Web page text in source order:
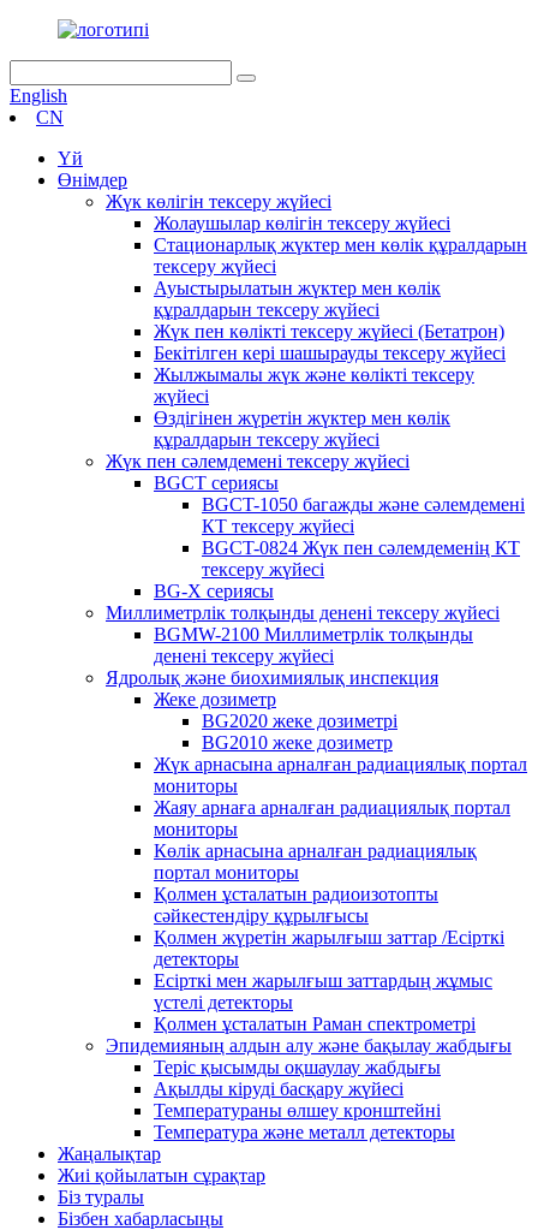
English
CN
Үй
Өнімдер
Жүк көлігін тексеру жүйесі
Жолаушылар көлігін тексеру жүйесі
Стационарлық жүктер мен көлік құралдарын
тексеру жүйесі
Ауыстырылатын жүктер мен көлік
құралдарын тексеру жүйесі
Жүк пен көлікті тексеру жүйесі (Бетатрон)
Бекітілген кері шашырауды тексеру жүйесі
Жылжымалы жүк және көлікті тексеру
жүйесі
Өздігінен жүретін жүктер мен көлік
құралдарын тексеру жүйесі
Жүк пен сәлемдемені тексеру жүйесі
BGCT сериясы
BGCT-1050 багажды және сәлемдемені
КТ тексеру жүйесі
BGCT-0824 Жүк пен сәлемдеменің КТ
тексеру жүйесі
BG-X сериясы
Миллиметрлік толқынды денені тексеру жүйесі
BGMW-2100 Миллиметрлік толқынды
денені тексеру жүйесі
Ядролық және биохимиялық инспекция
Жеке дозиметр
BG2020 жеке дозиметрі
BG2010 жеке дозиметр
Жүк арнасына арналған радиациялық портал
мониторы
Жаяу арнаға арналған радиациялық портал
мониторы
Көлік арнасына арналған радиациялық
портал мониторы
Қолмен ұсталатын радиоизотопты
сәйкестендіру құрылғысы
Қолмен жүретін жарылғыш заттар /Есірткі
детекторы
Есірткі мен жарылғыш заттардың жұмыс
үстелі детекторы
Қолмен ұсталатын Раман спектрометрі
Эпидемияның алдын алу және бақылау жабдығы
Теріс қысымды оқшаулау жабдығы
Ақылды кіруді басқару жүйесі
Температураны өлшеу кронштейні
Температура және металл детекторы
Жаңалықтар
Жиі қойылатын сұрақтар
Біз туралы
Бізбен хабарласыңы